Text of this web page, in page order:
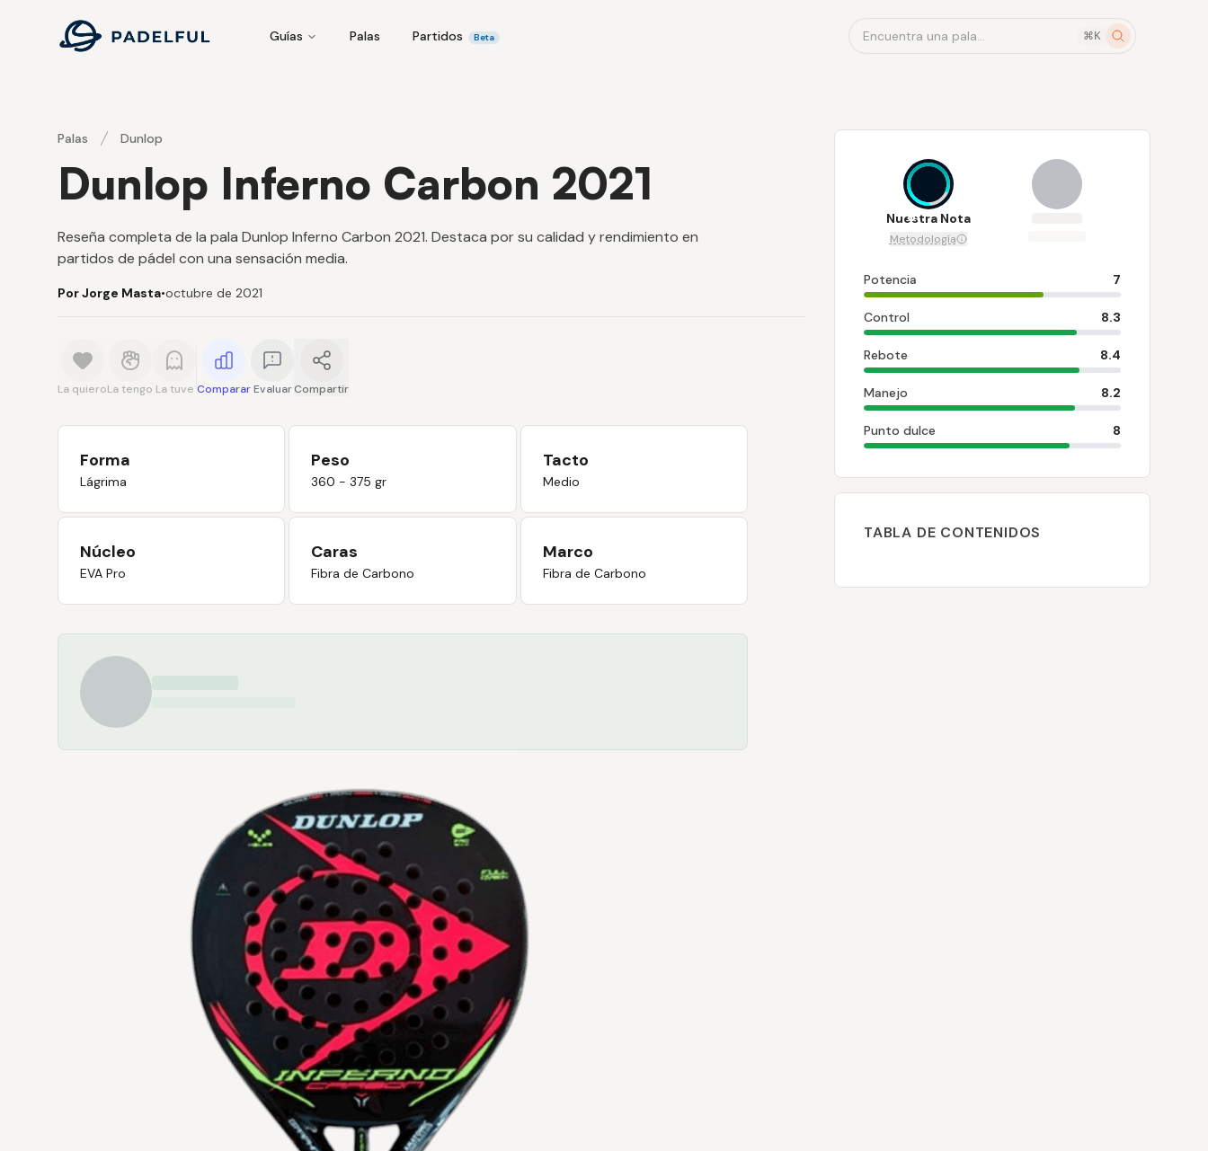
Padelful
Guías Palas Partidos Beta Encuentra una pala... ⌘K
Palas Dunlop
Dunlop Inferno Carbon 2021
Reseña completa de la pala Dunlop Inferno Carbon 2021. Destaca por su calidad y rendimiento en
partidos de pádel con una sensación media.
Por Jorge Masta•octubre de 2021
La quieroLa tengo La tuve CompararEvaluar Compartir
Forma
Lágrima
Peso
360 - 375 gr
Tacto
Medio
Núcleo
EVA Pro
Caras
Fibra de Carbono
Marco
Fibra de Carbono
8
Nuestra Nota
Metodología
Potencia 7
Control 8.3
Rebote 8.4
Manejo 8.2
Punto dulce 8
TABLA DE CONTENIDOS